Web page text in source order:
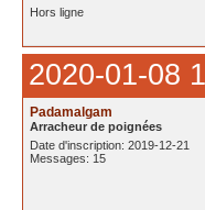
Hors ligne
2020-01-08
Padamalgam
Arracheur de poignées
Date d'inscription: 2019-12-21
Messages: 15